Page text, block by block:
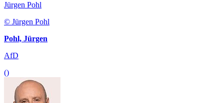
Jürgen Pohl
© Jürgen Pohl
Pohl, Jürgen
AfD
()